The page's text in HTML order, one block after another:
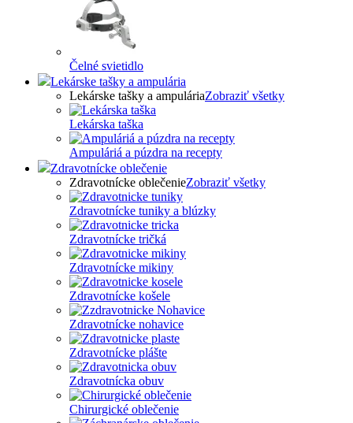
Čelné svietidlo
Lekárske tašky a ampulária
Lekárske tašky a ampuláriaZobraziť všetky
Lekárska taška
Ampuláriá a púzdra na recepty
Zdravotnícke oblečenie
Zdravotnícke oblečenieZobraziť všetky
Zdravotnícke tuniky a blúzky
Zdravotnícke tričká
Zdravotnícke mikiny
Zdravotnícke košele
Zdravotnícke nohavice
Zdravotnícke plášte
Zdravotnícka obuv
Chirurgické oblečenie